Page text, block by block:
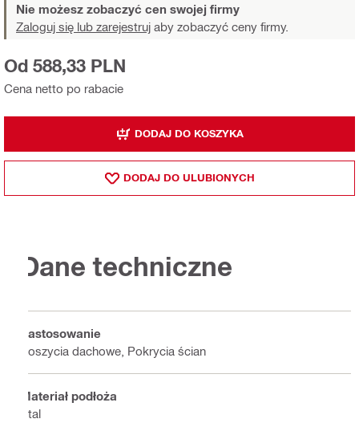
Nie możesz zobaczyć cen swojej firmy
Zaloguj się lub zarejestruj aby zobaczyć ceny firmy.
Cena netto po rabacie
Od 588,33 PLN
DODAJ DO KOSZYKA
DODAJ DO ULUBIONYCH
Dane techniczne
Zastosowanie
Poszycia dachowe, Pokrycia ścian
Materiał podłoża
Stal